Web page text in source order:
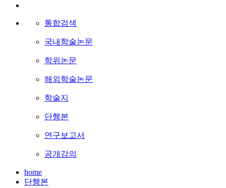
통합검색
국내학술논문
학위논문
해외학술논문
학술지
단행본
연구보고서
공개강의
home
단행본